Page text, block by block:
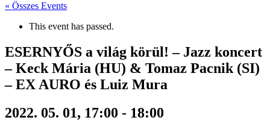
« Összes Events
This event has passed.
ESERNYŐS a világ körül! – Jazz koncert
– Keck Mária (HU) & Tomaz Pacnik (SI)
– EX AURO és Luiz Mura
2022. 05. 01, 17:00 - 18:00